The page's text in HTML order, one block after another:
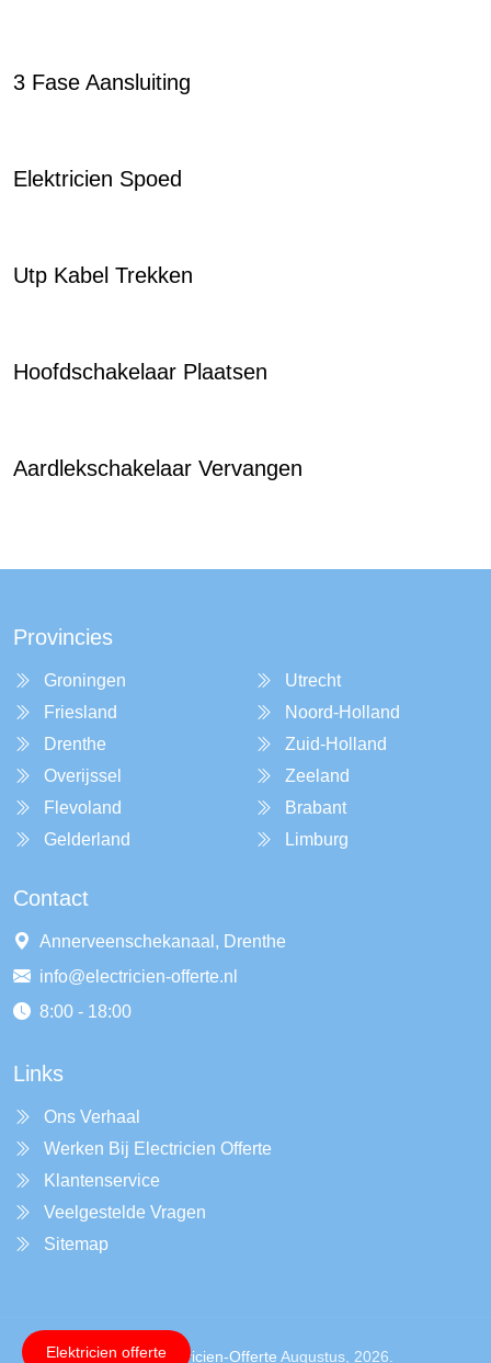
3 Fase Aansluiting
Elektricien Spoed
Utp Kabel Trekken
Hoofdschakelaar Plaatsen
Aardlekschakelaar Vervangen
Provincies
Groningen
Friesland
Drenthe
Overijssel
Flevoland
Gelderland
Utrecht
Noord-Holland
Zuid-Holland
Zeeland
Brabant
Limburg
Contact
Annerveenschekanaal, Drenthe
info@electricien-offerte.nl
8:00 - 18:00
Links
Ons Verhaal
Werken Bij Electricien Offerte
Klantenservice
Veelgestelde Vragen
Sitemap
Copyright ©Electricien-Offerte Augustus, 2026.
Elektricien offerte